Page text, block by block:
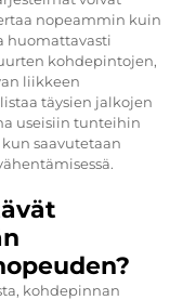
nopeammin kuin
huomattavasti
kohdepintojen,
liikkeen
täysien jalkojen
useisiin tunteihin
saavutetaan
kohdepinnan